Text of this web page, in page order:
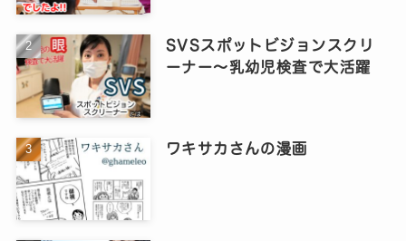
SVSスポットビジョンスクリ
ーナー～乳幼児検査で大活躍
ワキサカさんの漫画